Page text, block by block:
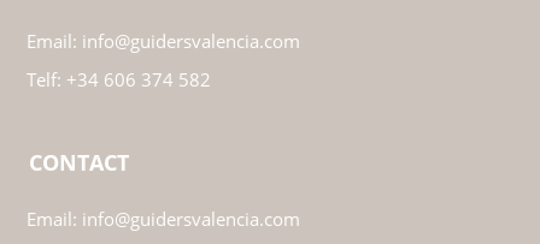
Email: info@guidersvalencia.com
Telf: +34 606 374 582
CONTACT
Email: info@guidersvalencia.com